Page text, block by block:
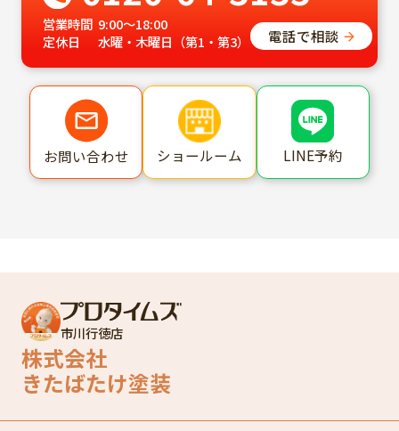
営業時間 9:00～18:00
定休日
水曜・木曜日（第1・第3） 電話で相談
お問い合わせ ショールーム LINE予約
市川行徳店
株式会社
きたばたけ塗装